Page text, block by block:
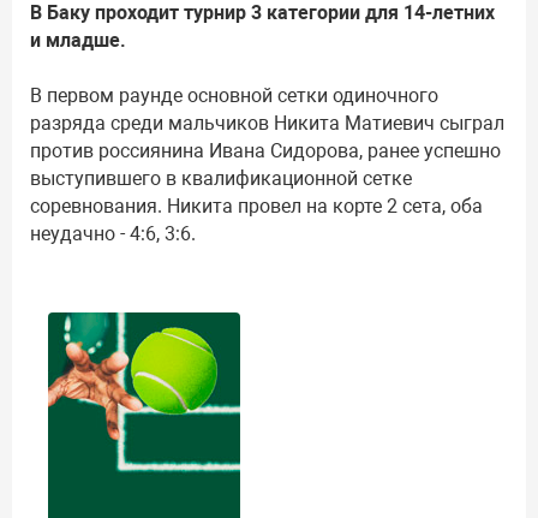
В Баку проходит турнир 3 категории для 14-летних
и младше.
В первом раунде основной сетки одиночного
разряда среди мальчиков Никита Матиевич сыграл
против россиянина Ивана Сидорова, ранее успешно
выступившего в квалификационной сетке
соревнования. Никита провел на корте 2 сета, оба
неудачно - 4:6, 3:6.